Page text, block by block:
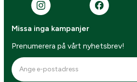
Missa inga kampanjer
Prenumerera på vårt nyhetsbrev!